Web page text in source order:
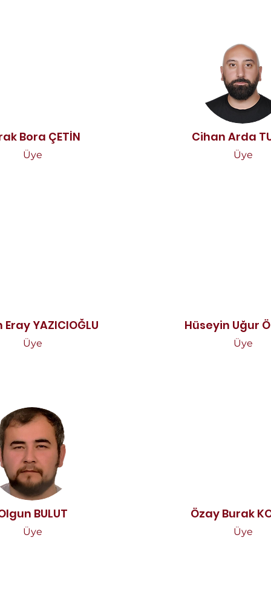
Bora ÇETİN
Üye
YAZICIOĞLU
Üye
BULUT
Üye
Cihan Arda
Üye
Hüseyin Uğur
Üye
Özay Burak
Üye